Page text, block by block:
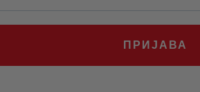
ПРИЈАВА